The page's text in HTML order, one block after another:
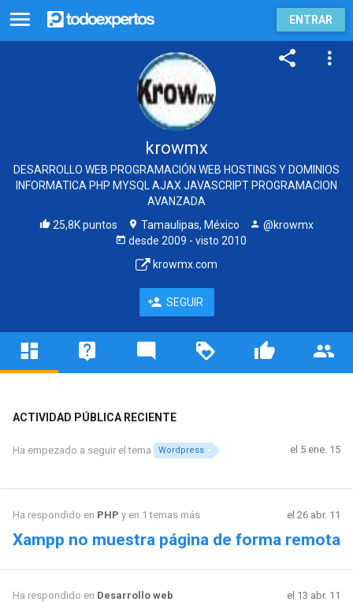
ENTRAR
krowmx
DESARROLLO WEB PROGRAMACIÓN WEB HOSTINGS Y DOMINIOS
INFORMATICA PHP MYSQL AJAX JAVASCRIPT PROGRAMACION
AVANZADA
25,8K puntos
Tamaulipas, México
@krowmx
desde 2009 - visto 2010
krowmx.com
SEGUIR
ACTIVIDAD PÚBLICA RECIENTE
Ha empezado a seguir el tema Wordpress el 5 ene. 15
Ha respondido en PHP y en 1 temas más el 26 abr. 11
Xampp no muestra página de forma remota
Ha respondido en Desarrollo web el 13 abr. 11